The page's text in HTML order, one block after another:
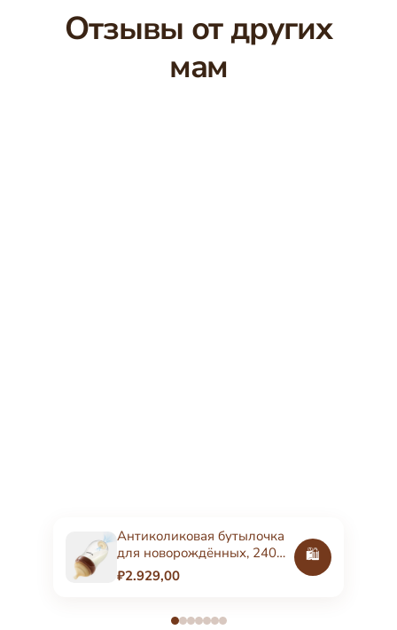
Отзывы от других
мам
Антиколиковая бутылочка
для новорождённых, 240
мл, стеклянная
₽2.929,00
🛍️